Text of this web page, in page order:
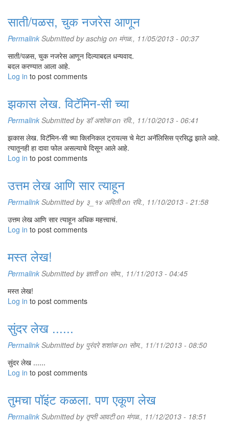
साती/पळस, चुक नजरेस आणून
Permalink Submitted byaschig on मंगळ., 11/05/2013 - 00:37
साती/पळस, चुक नजरेस आणून दिल्याबद्दल धन्यवाद.
बदल करण्यात आला आहे.
Log in to post comments
झकास लेख. विटॅमिन-सी च्या
Permalink Submitted by डॉ अशोकon रवि., 11/10/2013 - 06:41
झकास लेख. विटॅमिन-सी च्या क्लिनिकल ट्रायल्स चे मेटा अनॅलिसिस प्रसिद्ध झाले आहे.
त्यातूनही हा दावा फोल असल्याचे दिसून आले आहे.
Log in to post comments
उत्तम लेख आणि सार त्याहून
Permalink Submitted by ३_१४ अदितीon रवि., 11/10/2013 - 21:58
उत्तम लेख आणि सार त्याहून अधिक महत्त्वाचं.
Log in to post comments
मस्त लेख!
Permalink Submitted by ज्ञातीon सोम., 11/11/2013 - 04:45
मस्त लेख!
Log in to post comments
सुंदर लेख ......
Permalink Submitted by पुरंदरे शशांकon सोम., 11/11/2013 - 08:50
सुंदर लेख ......
Log in to post comments
तुमचा पॉइंट कळला. पण एकूण लेख
Permalink Submitted by तृप्ती आवटीon मंगळ., 11/12/2013 - 18:51